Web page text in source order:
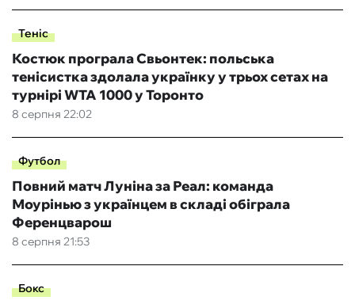
Теніс
8 серпня 22:02
Костюк програла Свьонтек: польська
тенісистка здолала українку у трьох сетах на
турнірі WTA 1000 у Торонто
Футбол
8 серпня 21:53
Повний матч Луніна за Реал: команда
Моурінью з українцем в складі обіграла
Ференцварош
Бокс